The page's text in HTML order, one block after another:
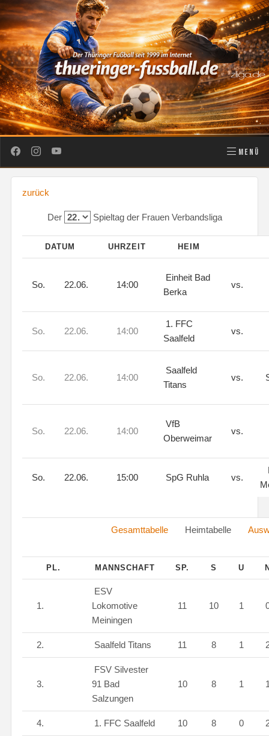
MENÜ
zurück
Der Spieltag der Frauen Verbandsliga
DATUM UHRZEIT HEIM
So. 22.06. 14:00
Einheit Bad
Berka
vs.
So. 22.06. 14:00
1. FFC
Saalfeld
vs.
So. 22.06. 14:00
Saalfeld
Titans
vs.
So. 22.06. 14:00
VfB
Oberweimar
vs.
So. 22.06. 15:00 SpG Ruhla vs.
GesamttabelleHeimtabelle
PL. MANNSCHAFT SP. S U
1.
ESV
Lokomotive
Meiningen
11 10 1
2. Saalfeld Titans 11 8 1
3.
FSV Silvester
91 Bad
Salzungen
10 8 1
4. 1. FFC Saalfeld 10 8 0